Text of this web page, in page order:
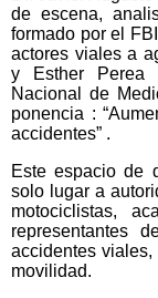
de escena,
formado por el
actores viales a
y Esther Perea
Nacional de
ponencia :
accidentes” .
Este espacio de
solo lugar a
motociclistas,
representantes
accidentes
movilidad.